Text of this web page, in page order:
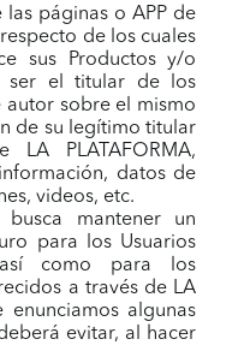
las páginas o APP de
de los cuales
sus Productos y/o
ser el titular de los
autor sobre el mismo
de su legítimo titular
PLATAFORMA,
datos de
videos, etc.
busca mantener un
para los Usuarios
así como para los
a través de LA
algunas
evitar, al hacer